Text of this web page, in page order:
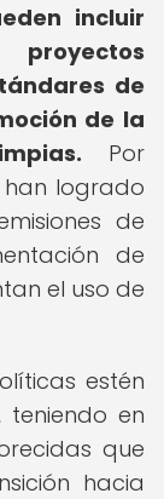
incluir
de
de la
Por
han logrado
de
de
el uso de
estén
teniendo en
que
hacia